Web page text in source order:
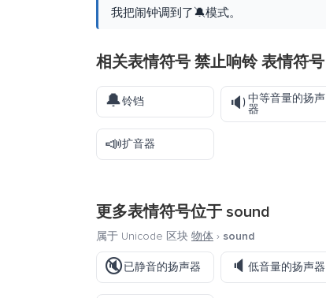
我把闹钟调到了🔕模式。
相关表情符号 禁止响铃 表情符号
🔔铃铛 🔉中等音量的扬声
器
📣扩音器
更多表情符号位于 sound
属于 Unicode 区块 物体 › sound
🔇已静音的扬声器 🔈低音量的扬声器